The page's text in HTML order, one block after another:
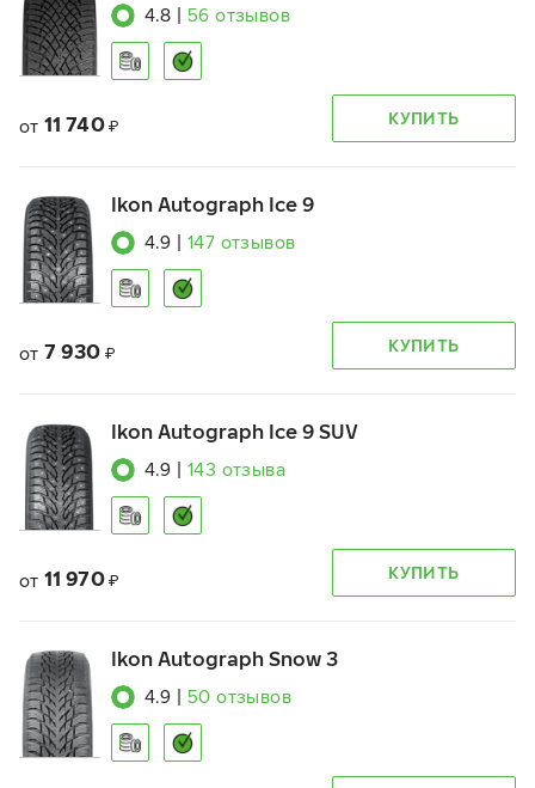
4.8 56 отзывов
от 11 740 ₽ КУПИТЬ
Ikon Autograph Ice 9
4.9 147 отзывов
от 7 930 ₽ КУПИТЬ
Ikon Autograph Ice 9 SUV
4.9 143 отзыва
от 11 970 ₽ КУПИТЬ
Ikon Autograph Snow 3
4.9 50 отзывов